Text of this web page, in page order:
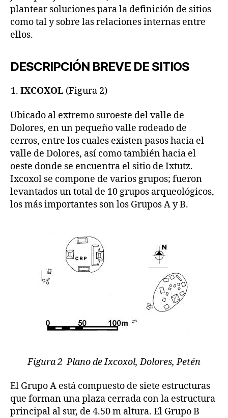
plantear soluciones para la definición de sitios
como tal y sobre las relaciones internas entre
ellos.
DESCRIPCIÓN BREVE DE SITIOS
IXCOXOL (Figura 2)
Ubicado al extremo suroeste del valle de
Dolores, en un pequeño valle rodeado de
cerros, entre los cuales existen pasos hacia el
valle de Dolores, así como también hacia el
oeste donde se encuentra el sitio de Ixtutz.
Ixcoxol se compone de varios grupos; fueron
levantados un total de 10 grupos arqueológicos,
los más importantes son los Grupos A y B.
Figura 2 Plano de Ixcoxol, Dolores, Petén
El Grupo A está compuesto de siete estructuras
que forman una plaza cerrada con la estructura
principal al sur, de 4.50 m altura. El Grupo B